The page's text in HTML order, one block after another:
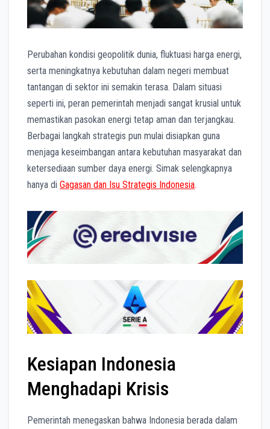
Perubahan kondisi geopolitik dunia, fluktuasi harga energi,
serta meningkatnya kebutuhan dalam negeri membuat
tantangan di sektor ini semakin terasa. Dalam situasi
seperti ini, peran pemerintah menjadi sangat krusial untuk
memastikan pasokan energi tetap aman dan terjangkau.
Berbagai langkah strategis pun mulai disiapkan guna
menjaga keseimbangan antara kebutuhan masyarakat dan
ketersediaan sumber daya energi. Simak selengkapnya
hanya di Gagasan dan Isu Strategis Indonesia.
Kesiapan Indonesia
Menghadapi Krisis
Pemerintah menegaskan bahwa Indonesia berada dalam